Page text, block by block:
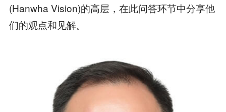
(Hanwha Vision)的高层，在此问答环节中分享他
们的观点和见解。